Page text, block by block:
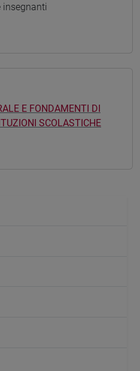
insegnanti
E FONDAMENTI DI
SCOLASTICHE